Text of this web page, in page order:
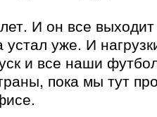
И он все
уже. И
и все наши
пока мы тут